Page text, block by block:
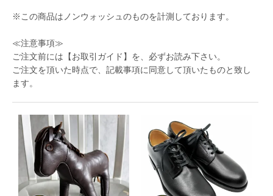
※この商品はノンウォッシュのものを計測しております。
≪注意事項≫
ご注文前には 【お取引ガイド】 を、必ずお読み下さい。
ご注文を頂いた時点で、記載事項に同意して頂いたものと致し
ます。